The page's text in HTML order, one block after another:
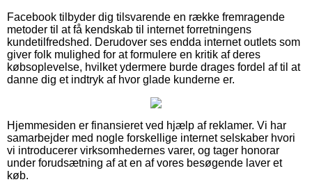
Facebook tilbyder dig tilsvarende en række fremragende
metoder til at få kendskab til internet forretningens
kundetilfredshed. Derudover ses endda internet outlets som
giver folk mulighed for at formulere en kritik af deres
købsoplevelse, hvilket ydermere burde drages fordel af til at
danne dig et indtryk af hvor glade kunderne er.
Hjemmesiden er finansieret ved hjælp af reklamer. Vi har
samarbejder med nogle forskellige internet selskaber hvori
vi introducerer virksomhedernes varer, og tager honorar
under forudsætning af at en af vores besøgende laver et
køb.